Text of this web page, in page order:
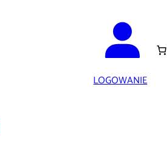
LOGOWANIE